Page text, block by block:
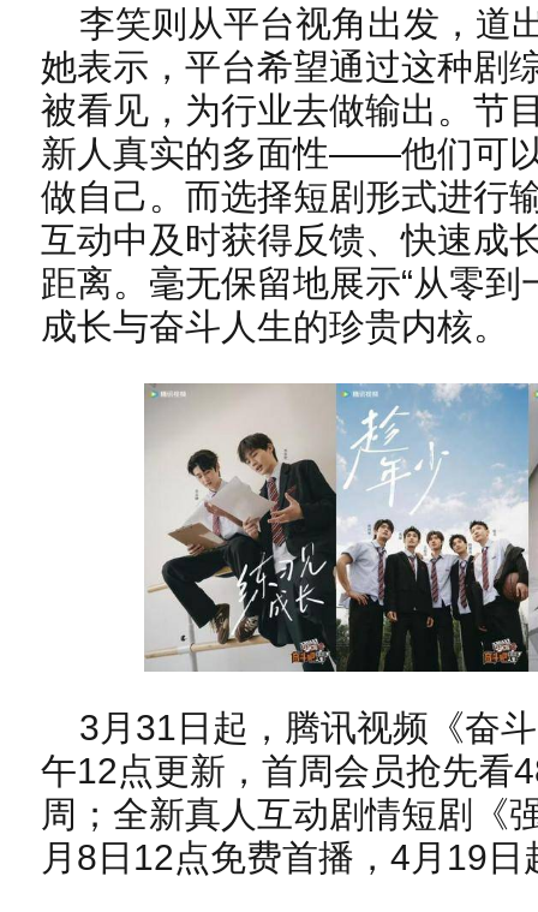
李笑则从平台视角出发，道
她表示，平台希望通过这种剧
被看见，为行业去做输出。节
新人真实的多面性——他们可
做自己。而选择短剧形式进行
互动中及时获得反馈、快速成
距离。毫无保留地展示“从零
成长与奋斗人生的珍贵内核。
3月31日起，腾讯视频《奋
午12点更新，首周会员抢先看
周；全新真人互动剧情短剧《
月8日12点免费首播，4月19